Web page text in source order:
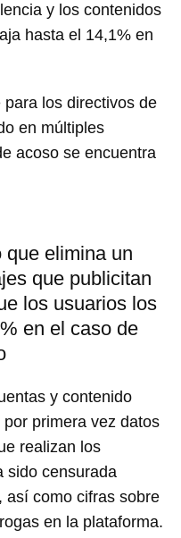
y los contenidos
hasta el 14,1% en
los directivos de
en múltiples
acoso se encuentra
que elimina un
que publicitan
los usuarios los
en el caso de
y contenido
primera vez datos
realizan los
sido censurada
así como cifras sobre
en la plataforma.